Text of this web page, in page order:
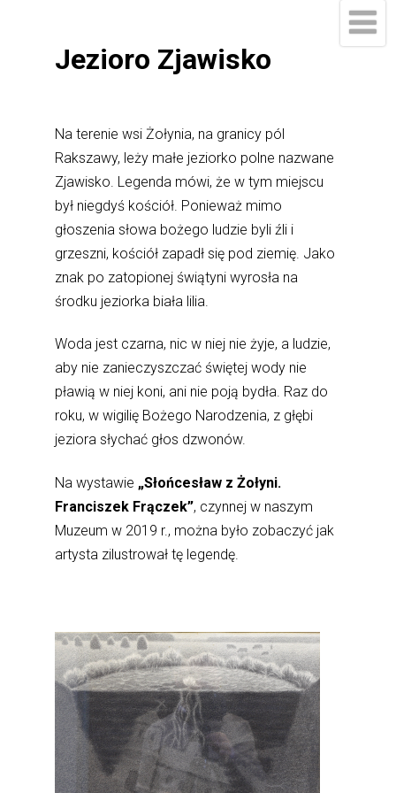
Jezioro Zjawisko
Na terenie wsi Żołynia, na granicy pól
Rakszawy, leży małe jeziorko polne nazwane
Zjawisko. Legenda mówi, że w tym miejscu
był niegdyś kościół. Ponieważ mimo
głoszenia słowa bożego ludzie byli źli i
grzeszni, kościół zapadł się pod ziemię. Jako
znak po zatopionej świątyni wyrosła na
środku jeziorka biała lilia.
Woda jest czarna, nic w niej nie żyje, a ludzie,
aby nie zanieczyszczać świętej wody nie
pławią w niej koni, ani nie poją bydła. Raz do
roku, w wigilię Bożego Narodzenia, z głębi
jeziora słychać głos dzwonów.
Na wystawie „Słońcesław z Żołyni.
Franciszek Frączek”, czynnej w naszym
Muzeum w 2019 r., można było zobaczyć jak
artysta zilustrował tę legendę.